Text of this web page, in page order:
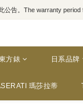
公告。The warranty
方錶 日系品牌
瑪莎拉蒂